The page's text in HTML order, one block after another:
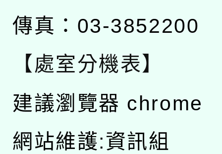
傳真：03-3852200
【處室分機表】
建議瀏覽器 chrome
網站維護:資訊組